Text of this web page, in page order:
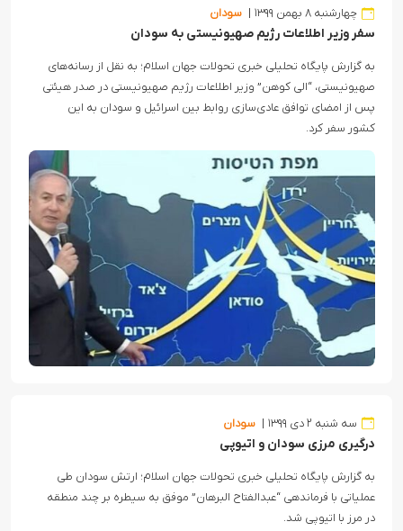
چهارشنبه ۸ بهمن ۱۳۹۹ سودان
سفر وزیر اطلاعات رژیم صهیونیستی به سودان
به گزارش پایگاه تحلیلی خبری تحولات جهان اسلام؛ به نقل از رسانه‌های
صهیونیستی، “الی کوهن” وزیر اطلاعات رژیم صهیونیستی در صدر هیئتی
پس از امضای توافق عادی‌سازی روابط بین اسرائیل و سودان به این
کشور سفر کرد.
سه شنبه ۲ دی ۱۳۹۹ سودان
درگیری مرزی سودان و اتیوپی
به گزارش پایگاه تحلیلی خبری تحولات جهان اسلام؛ ارتش سودان طی
عملیاتی با فرماندهی “عبدالفتاح البرهان” موفق به سیطره بر چند منطقه
در مرز با اتیوپی شد.